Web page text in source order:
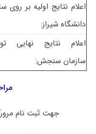
اعلام نتایج اولیه بر روی
دانشگاه شیراز:
اعلام نتایج نهایی
سازمان سنجش:
جهت ثبت نام